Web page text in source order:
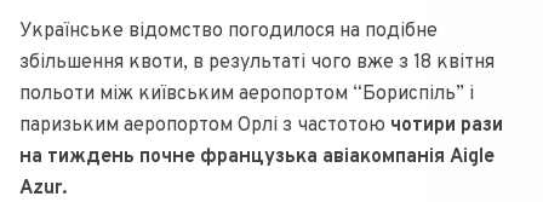
Українське відомство погодилося на подібне
збільшення квоти, в результаті чого вже з 18 квітня
польоти між київським аеропортом “Бориспіль” і
паризьким аеропортом Орлі з частотою чотири рази
на тиждень почне французька авіакомпанія Aigle
Azur.